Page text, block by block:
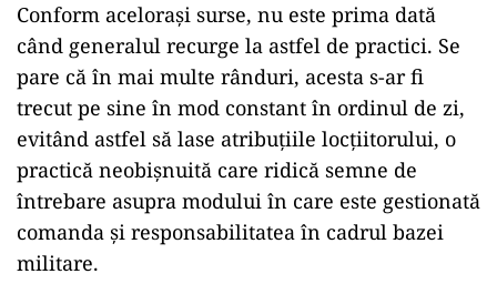
Conform acelorași surse, nu este prima dată
când generalul recurge la astfel de practici. Se
pare că în mai multe rânduri, acesta s-ar fi
trecut pe sine în mod constant în ordinul de zi,
evitând astfel să lase atribuțiile locțiitorului, o
practică neobișnuită care ridică semne de
întrebare asupra modului în care este gestionată
comanda și responsabilitatea în cadrul bazei
militare.